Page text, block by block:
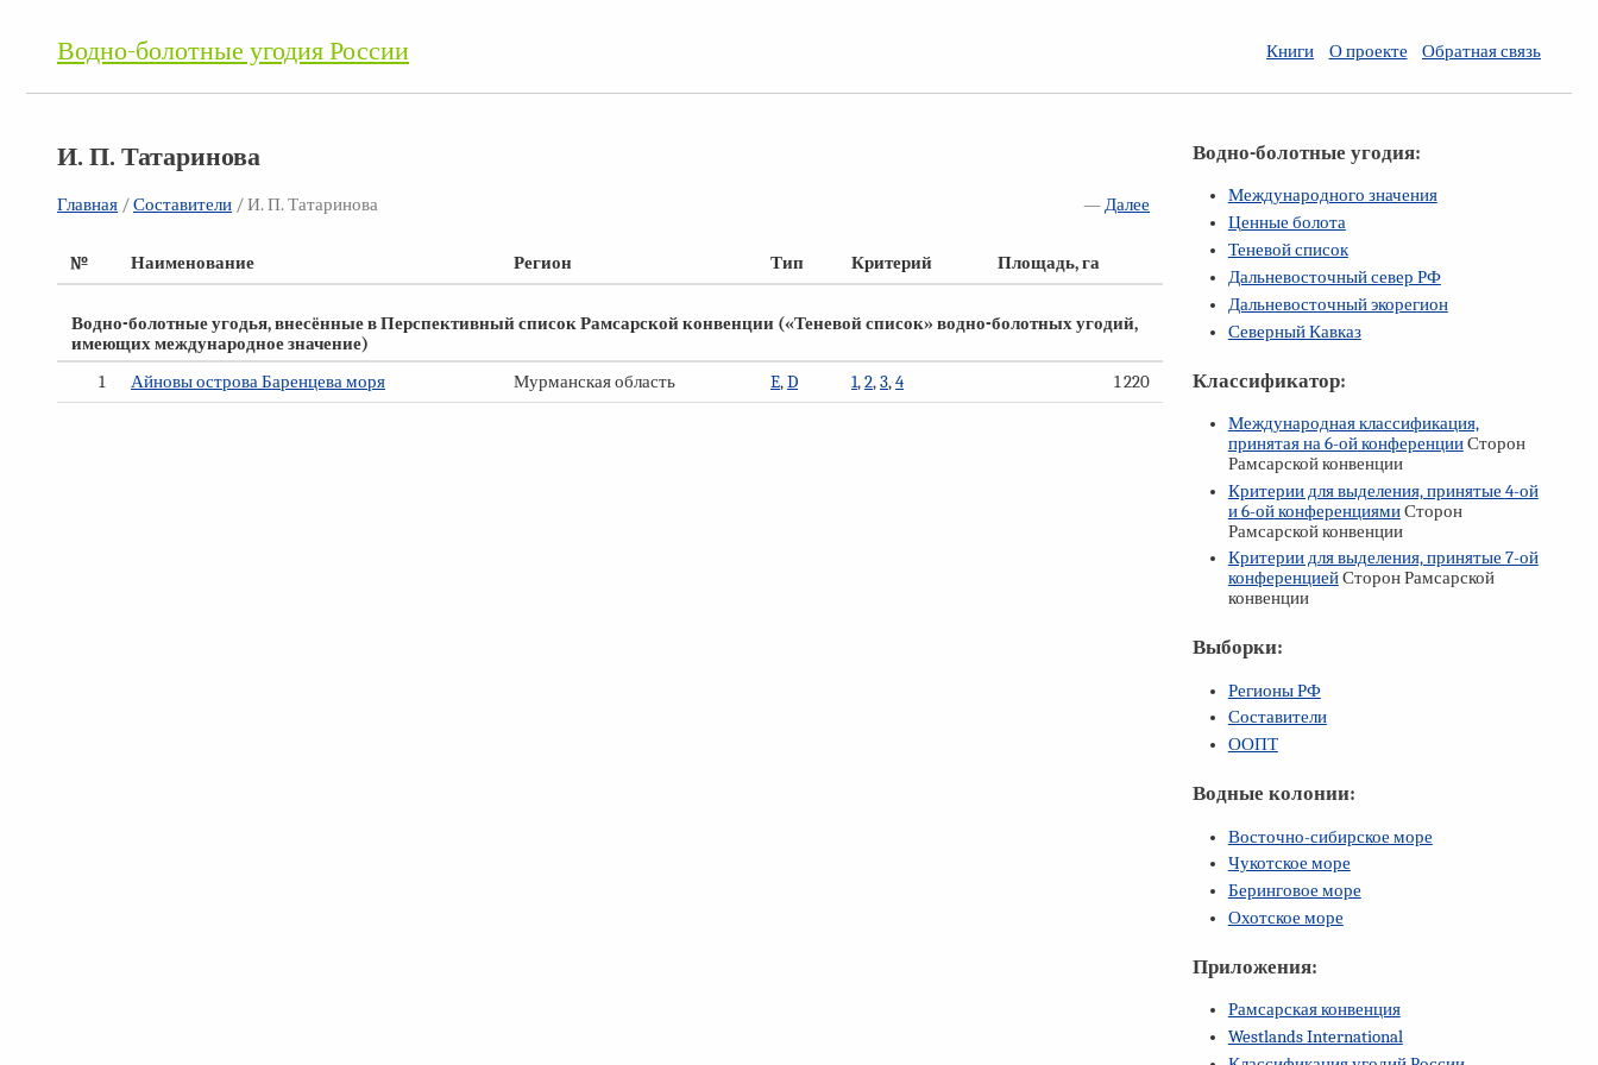
Водно-болотные угодия России Книги О проекте Обратная связь
И. П. Татаринова
Главная / —Далее
Составители / И. П. Татаринова
№ Наименование Регион Тип Критерий Площадь, га
Водно-болотные угодья, внесённые в Перспективный список Рамсарской конвенции («Теневой список» водно-болотных угодий,
имеющих международное значение)
1
Айновы острова Баренцева моря Мурманская область E,D 1,2,3,4 1 220
Водно-болотные угодия:
Международного значения
Ценные болота
Теневой список
Дальневосточный север РФ
Дальневосточный экорегион
Северный Кавказ
Классификатор:
Международная классификация,
принятая на6-ойконференцииСторон
Рамсарской конвенции
Критерии для выделения, принятые 4-ой
и6-ойконференциямиСторон
Рамсарской конвенции
Критерии для выделения, принятые 7-ой
конференциейСторон Рамсарской
конвенции
Выборки:
Регионы РФ
Составители
ООПТ
Водные колонии:
Восточно-сибирское море
Чукотское море
Беринговое море
Охотское море
Приложения:
Рамсарская конвенция
Westlands International